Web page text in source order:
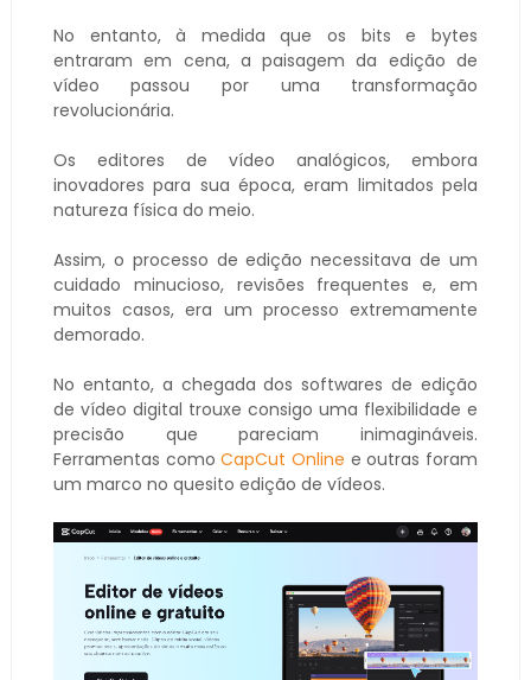
No entanto, à medida que os bits e bytes
entraram em cena, a paisagem da edição de
vídeo passou por uma transformação
revolucionária.
Os editores de vídeo analógicos, embora
inovadores para sua época, eram limitados pela
natureza física do meio.
Assim, o processo de edição necessitava de um
cuidado minucioso, revisões frequentes e, em
muitos casos, era um processo extremamente
demorado.
No entanto, a chegada dos softwares de edição
de vídeo digital trouxe consigo uma flexibilidade e
precisão que pareciam inimagináveis.
Ferramentas comoCapCut Online e outras foram
um marco no quesito edição de vídeos.